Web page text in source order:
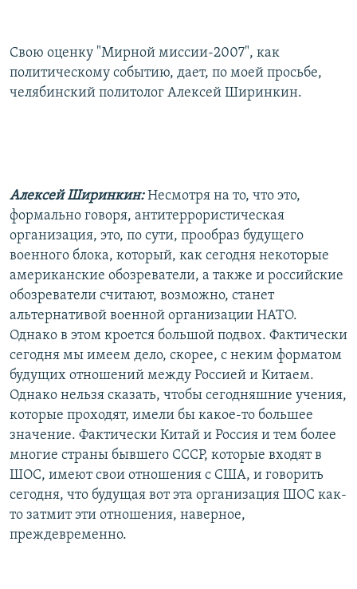
Свою оценку "Мирной миссии-2007", как
политическому событию, дает, по моей просьбе,
челябинский политолог Алексей Ширинкин.
Алексей Ширинкин: Несмотря на то, что это,
формально говоря, антитеррористическая
организация, это, по сути, прообраз будущего
военного блока, который, как сегодня некоторые
американские обозреватели, а также и российские
обозреватели считают, возможно, станет
альтернативой военной организации НАТО.
Однако в этом кроется большой подвох. Фактически
сегодня мы имеем дело, скорее, с неким форматом
будущих отношений между Россией и Китаем.
Однако нельзя сказать, чтобы сегодняшние учения,
которые проходят, имели бы какое-то большее
значение. Фактически Китай и Россия и тем более
многие страны бывшего СССР, которые входят в
ШОС, имеют свои отношения с США, и говорить
сегодня, что будущая вот эта организация ШОС как-
то затмит эти отношения, наверное,
преждевременно.